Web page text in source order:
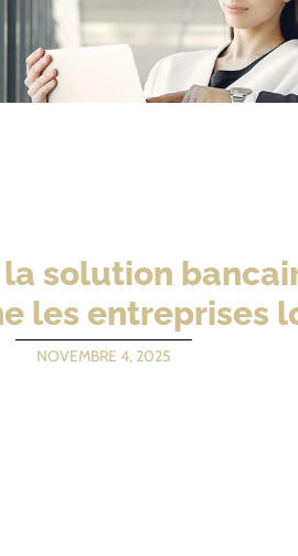
la solution
les entreprises
NOVEMBRE 4, 2025